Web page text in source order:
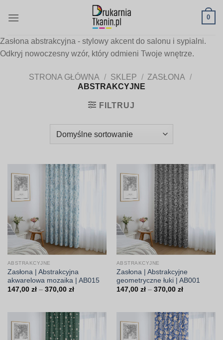
0
Zasłona abstrakcyjna - stylowy akcent do salonu i sypialni.
Odkryj nowoczesny wzór, który odmieni Twoje wnętrze.
STRONA GŁÓWNA / SKLEP / ZASŁONA /
ABSTRAKCYJNE
FILTRUJ
ABSTRAKCYJNE
Zasłona | Abstrakcyjna
akwarelowa mozaika | AB015
147,00 zł – 370,00 złZakres
do
370,00 zł
ABSTRAKCYJNE
Zasłona | Abstrakcyjne
geometryczne łuki | AB001
147,00 zł – 370,00 złZakres
do
370,00 zł